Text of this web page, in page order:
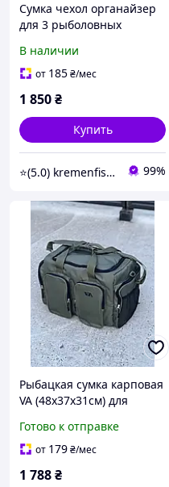
Сумка чехол органайзер
для 3 рыболовных
фото видео техники
В наличии
от 185₴/мес
1 850₴
Купить
⭐(5.0) kremenfishing 99%
Рыбацкая сумка карповая
VA (48х37х31см) для
Готово к отправке
от 179₴/мес
1 788₴